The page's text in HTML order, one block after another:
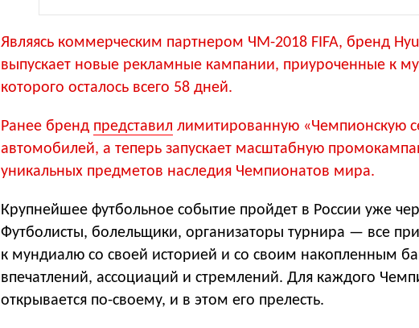
Являясь коммерческим партнером ЧМ-2018 FIFA, бренд
выпускает новые рекламные кампании, приуроченные к
которого осталось всего 58 дней.
Ранее бренд представил лимитированную «Чемпионскую
автомобилей, а теперь запускает масштабную
уникальных предметов наследия Чемпионатов мира.
Крупнейшее футбольное событие пройдет в России уже
Футболисты, болельщики, организаторы турнира — все
к мундиалю со своей историей и со своим накопленным
впечатлений, ассоциаций и стремлений. Для каждого
открывается по-своему, и в этом его прелесть.